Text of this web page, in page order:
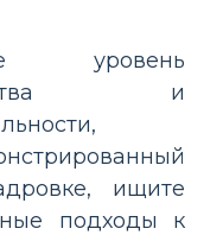
уровень
и
ищите
подходы к